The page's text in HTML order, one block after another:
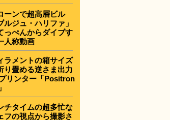
ーンで超高層ビル
ルジュ・ハリファ」
っぺんからダイブす
人称動画
ラメントの箱サイズ
り畳める逆さま出力
リンター「Positron
チタイムの超多忙な
フの視点から撮影さ